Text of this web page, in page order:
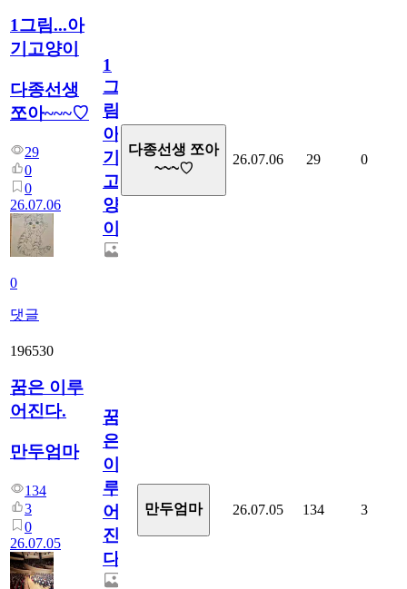
1그림...아
기고양이
다종선생
쪼아~~~♡
29
0
0
26.07.06
0
댓글
1
그
림...
아
기
고
양
이
다종선생 쪼아
~~~♡
26.07.06 29 0
196530
꿈은 이루
어진다.
만두엄마
134
3
0
26.07.05
꿈
은
이
루
어
진
다.
만두엄마 26.07.05 134 3